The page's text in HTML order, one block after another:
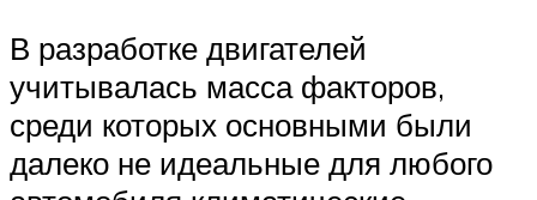
В разработке двигателей
учитывалась масса факторов,
среди которых основными были
далеко не идеальные для любого